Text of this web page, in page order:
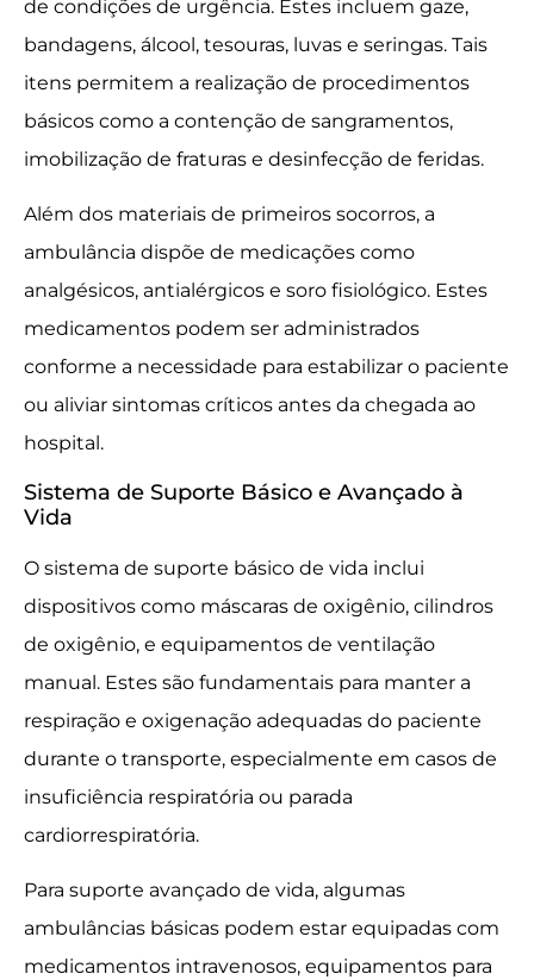
de condições de urgência. Estes incluem gaze,
bandagens, álcool, tesouras, luvas e seringas. Tais
itens permitem a realização de procedimentos
básicos como a contenção de sangramentos,
imobilização de fraturas e desinfecção de feridas.
Além dos materiais de primeiros socorros, a
ambulância dispõe de medicações como
analgésicos, antialérgicos e soro fisiológico. Estes
medicamentos podem ser administrados
conforme a necessidade para estabilizar o paciente
ou aliviar sintomas críticos antes da chegada ao
hospital.
Sistema de Suporte Básico e Avançado à
Vida
O sistema de suporte básico de vida inclui
dispositivos como máscaras de oxigênio, cilindros
de oxigênio, e equipamentos de ventilação
manual. Estes são fundamentais para manter a
respiração e oxigenação adequadas do paciente
durante o transporte, especialmente em casos de
insuficiência respiratória ou parada
cardiorrespiratória.
Para suporte avançado de vida, algumas
ambulâncias básicas podem estar equipadas com
medicamentos intravenosos, equipamentos para